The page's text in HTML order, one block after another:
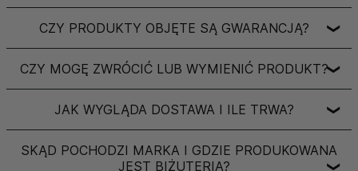
CZY PRODUKTY OBJĘTE SĄ GWARANCJĄ? ❯
CZY MOGĘ ZWRÓCIĆ LUB WYMIENIĆ PRODUKT?❯
JAK WYGLĄDA DOSTAWA I ILE TRWA? ❯
SKĄD POCHODZI MARKA I GDZIE PRODUKOWANA
JEST BIŻUTERIA?
❯